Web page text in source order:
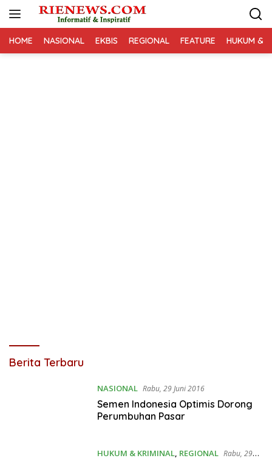
HOME NASIONAL EKBIS REGIONAL FEATURE HUKUM &
Rienews.com
Berita Terbaru
NASIONAL Rabu, 29 Juni 2016
Semen Indonesia Optimis Dorong
Perumbuhan Pasar
HUKUM & KRIMINAL, REGIONAL Rabu, 29